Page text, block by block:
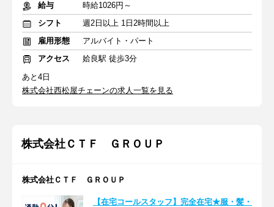
給与
時給1026円～
シフト
週2日以上 1日2時間以上
雇用形態
アルバイト・パート
アクセス
姶良駅 徒歩3分
あと4日
株式会社西松屋チェーンの求人一覧を見る
株式会社ＣＴＦ ＧＲＯＵＰ
株式会社ＣＴＦ ＧＲＯＵＰ
【在宅コールスタッフ】完全在宅★服・髪・